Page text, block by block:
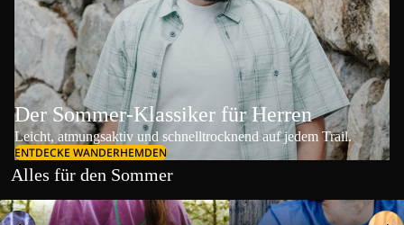
Der Sommer-Klassiker für Herren
Leicht, atmungsaktiv und schnelltrocknend auf jedem Trail.
ENTDECKE WANDERHEMDEN
Alles für den Sommer
Damen T-Shirts & Polos Herren T-Shirts & Polos